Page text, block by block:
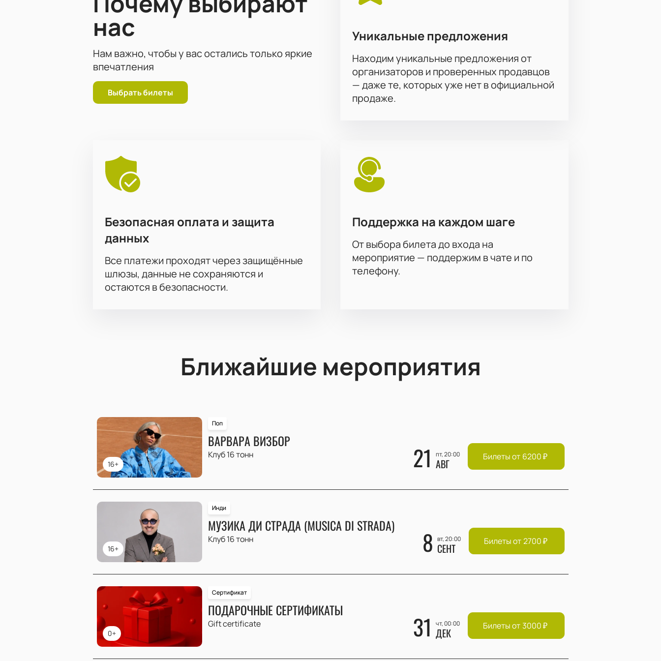
нас
Нам важно, чтобы у вас остались только яркие
впечатления
Выбрать билеты
Уникальные предложения
Находим уникальные предложения от
организаторов и проверенных продавцов
— даже те, которых уже нет в официальной
продаже.
Безопасная оплата и защита
данных
Все платежи проходят через защищённые
шлюзы, данные не сохраняются и
остаются в безопасности.
Поддержка на каждом шаге
От выбора билета до входа на
мероприятие — поддержим в чате и по
телефону.
Ближайшие мероприятия
16+
Поп
ВАРВАРА ВИЗБОР
Клуб 16 тонн 21 пт, 20:00
АВГ Билеты от 6200₽
16+
Инди
МУЗИКА ДИ СТРАДА (MUSICA DI STRADA)
Клуб 16 тонн 8 вт, 20:00
СЕНТ Билеты от 2700₽
0+
Сертификат
ПОДАРОЧНЫЕ СЕРТИФИКАТЫ
Gift certificate 31 чт, 00:00
ДЕК Билеты от 3000₽